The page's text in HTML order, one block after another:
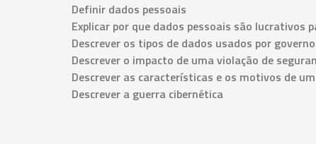
Definir dados pessoais
Explicar por que dados pessoais são lucrativos
Descrever os tipos de dados usados ​​por
Descrever o impacto de uma violação de
Descrever as características e os motivos de
Descrever a guerra cibernética